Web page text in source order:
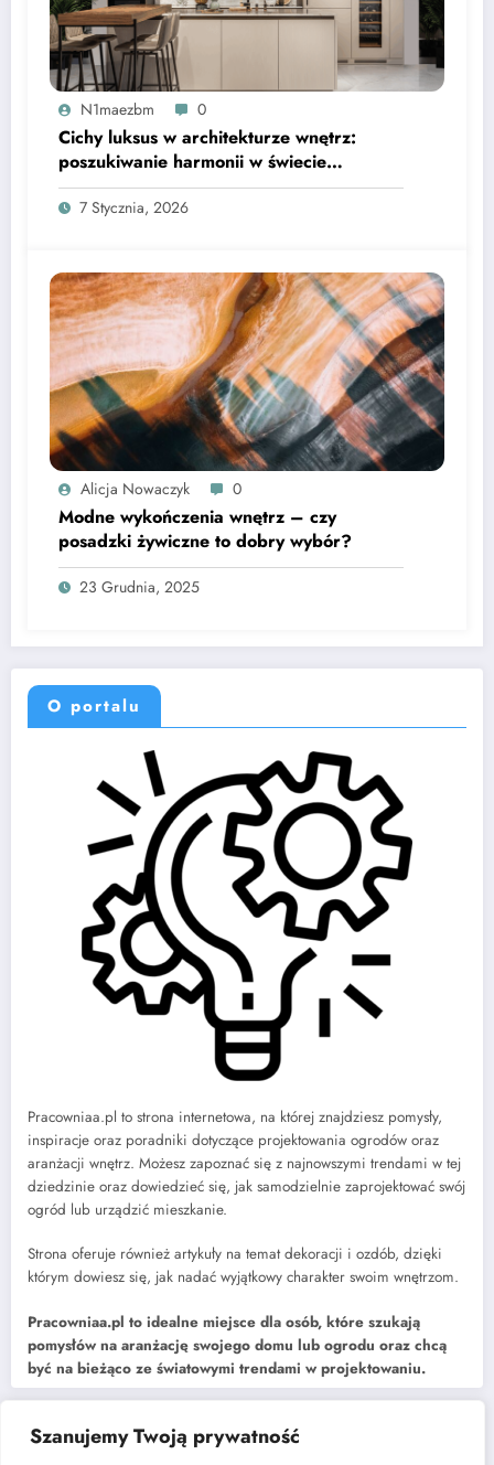
Szanujemy Twoją prywatność
N1maezbm 0
Cichy luksus w architekturze wnętrz:
poszukiwanie harmonii w świecie
nadmiaru bodźców
7 Stycznia, 2026
Alicja Nowaczyk 0
Modne wykończenia wnętrz – czy
posadzki żywiczne to dobry wybór?
23 Grudnia, 2025
O portalu
Pracowniaa.pl to strona internetowa, na której znajdziesz pomysły,
inspiracje oraz poradniki dotyczące projektowania ogrodów oraz
aranżacji wnętrz. Możesz zapoznać się z najnowszymi trendami w tej
dziedzinie oraz dowiedzieć się, jak samodzielnie zaprojektować swój
ogród lub urządzić mieszkanie.
Strona oferuje również artykuły na temat dekoracji i ozdób, dzięki
którym dowiesz się, jak nadać wyjątkowy charakter swoim wnętrzom.
Pracowniaa.pl to idealne miejsce dla osób, które szukają
pomysłów na aranżację swojego domu lub ogrodu oraz chcą
być na bieżąco ze światowymi trendami w projektowaniu.
Najnowsze